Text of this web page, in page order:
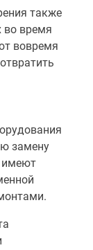
также
во время
вовремя
замену
имеют